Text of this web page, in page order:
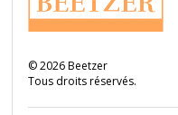
©2026Beetzer
Tous droits réservés.